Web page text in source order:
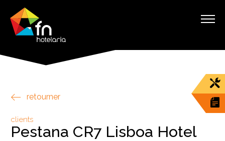
retourner
clients
Pestana CR7 Lisboa Hotel